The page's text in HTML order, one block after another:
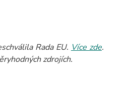
Rada EU. Více zde.
zdrojích.